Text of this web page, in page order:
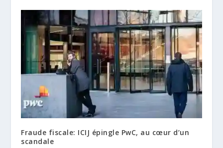
Fraude fiscale: ICIJ épingle PwC, au cœur d’un
scandale